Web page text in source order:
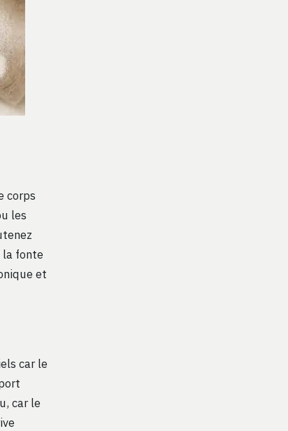
corps
les
la fonte
et
car le
car le